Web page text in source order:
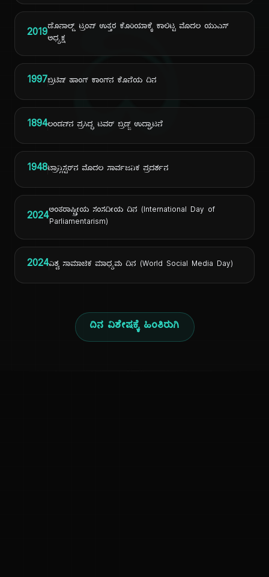
ದಿ
2019ಡೊನಾಲ್ಡ್ ಟ್ರಂಪ್ ಉತ್ತರ ಕೊರಿಯಾಕ್ಕೆ ಕಾಲಿಟ್ಟ ಮೊದಲ ಯುಎಸ್
ಅಧ್ಯಕ್ಷ
1997ಬ್ರಿಟಿಷ್ ಹಾಂಗ್ ಕಾಂಗ್‌ನ ಕೊನೆಯ ದಿನ
1894ಲಂಡನ್‌ನ ಪ್ರಸಿದ್ಧ ಟವರ್ ಬ್ರಿಡ್ಜ್ ಉದ್ಘಾಟನೆ
1948ಟ್ರಾನ್ಸಿಸ್ಟರ್‌ನ ಮೊದಲ ಸಾರ್ವಜನಿಕ ಪ್ರದರ್ಶನ
2024ಅಂತರಾಷ್ಟ್ರೀಯ ಸಂಸದೀಯ ದಿನ (International Day of
Parliamentarism)
2024ವಿಶ್ವ ಸಾಮಾಜಿಕ ಮಾಧ್ಯಮ ದಿನ (World Social Media Day)
ದಿನ ವಿಶೇಷಕ್ಕೆ ಹಿಂತಿರುಗಿ